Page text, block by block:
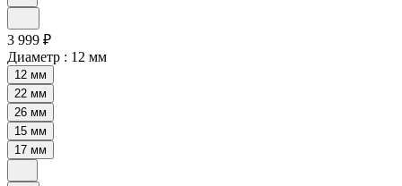
3 999 ₽
Диаметр : 12 мм
12 мм
22 мм
26 мм
15 мм
17 мм